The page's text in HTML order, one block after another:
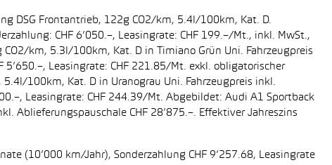
DSG Frontantrieb, 122g CO2/km, 5.4l/100km, Kat. D.
CHF 6’050.–, Leasingrate: CHF 199.–/Mt., inkl. MwSt.,
km, 5.3l/100km, Kat. D in Timiano Grün Uni. Fahrzeugpreis
Leasingrate: CHF 221.85/Mt. exkl. obligatorischer
100km, Kat. D in Uranograu Uni. Fahrzeugpreis inkl.
Leasingrate: CHF 244.39/Mt. Abgebildet: Audi A1 Sportback
Ablieferungspauschale CHF 28’875.–. Effektiver Jahreszins
(10’000 km/Jahr), Sonderzahlung CHF 9’257.68, Leasingrate